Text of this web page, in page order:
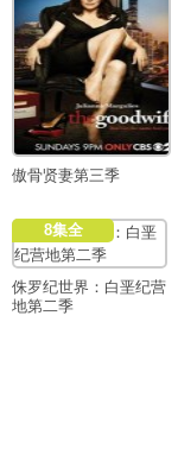
傲骨贤妻第三季
8集全
侏罗纪世界：白垩纪营
地第二季